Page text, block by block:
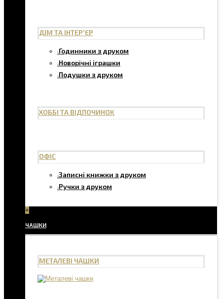
ДІМ ТА ІНТЕР'ЄР
Годинники з друком
Новорічні іграшки
Подушки з друком
ХОББІ ТА ВІДПОЧИНОК
ОФІС
Записні книжки з друком
Ручки з друком
+
ЧАШКИ
МЕТАЛЕВІ ЧАШКИ